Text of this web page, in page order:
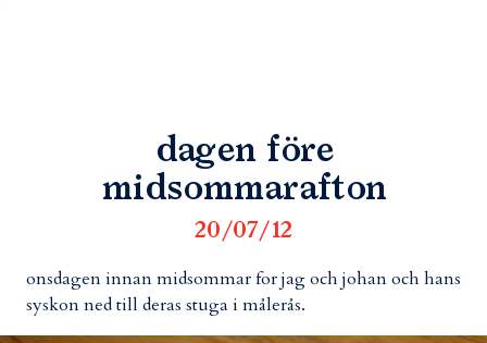
dagen före
midsommarafton
20/07/12
onsdagen innan midsommar for jag och johan och hans
syskon ned till deras stuga i målerås.